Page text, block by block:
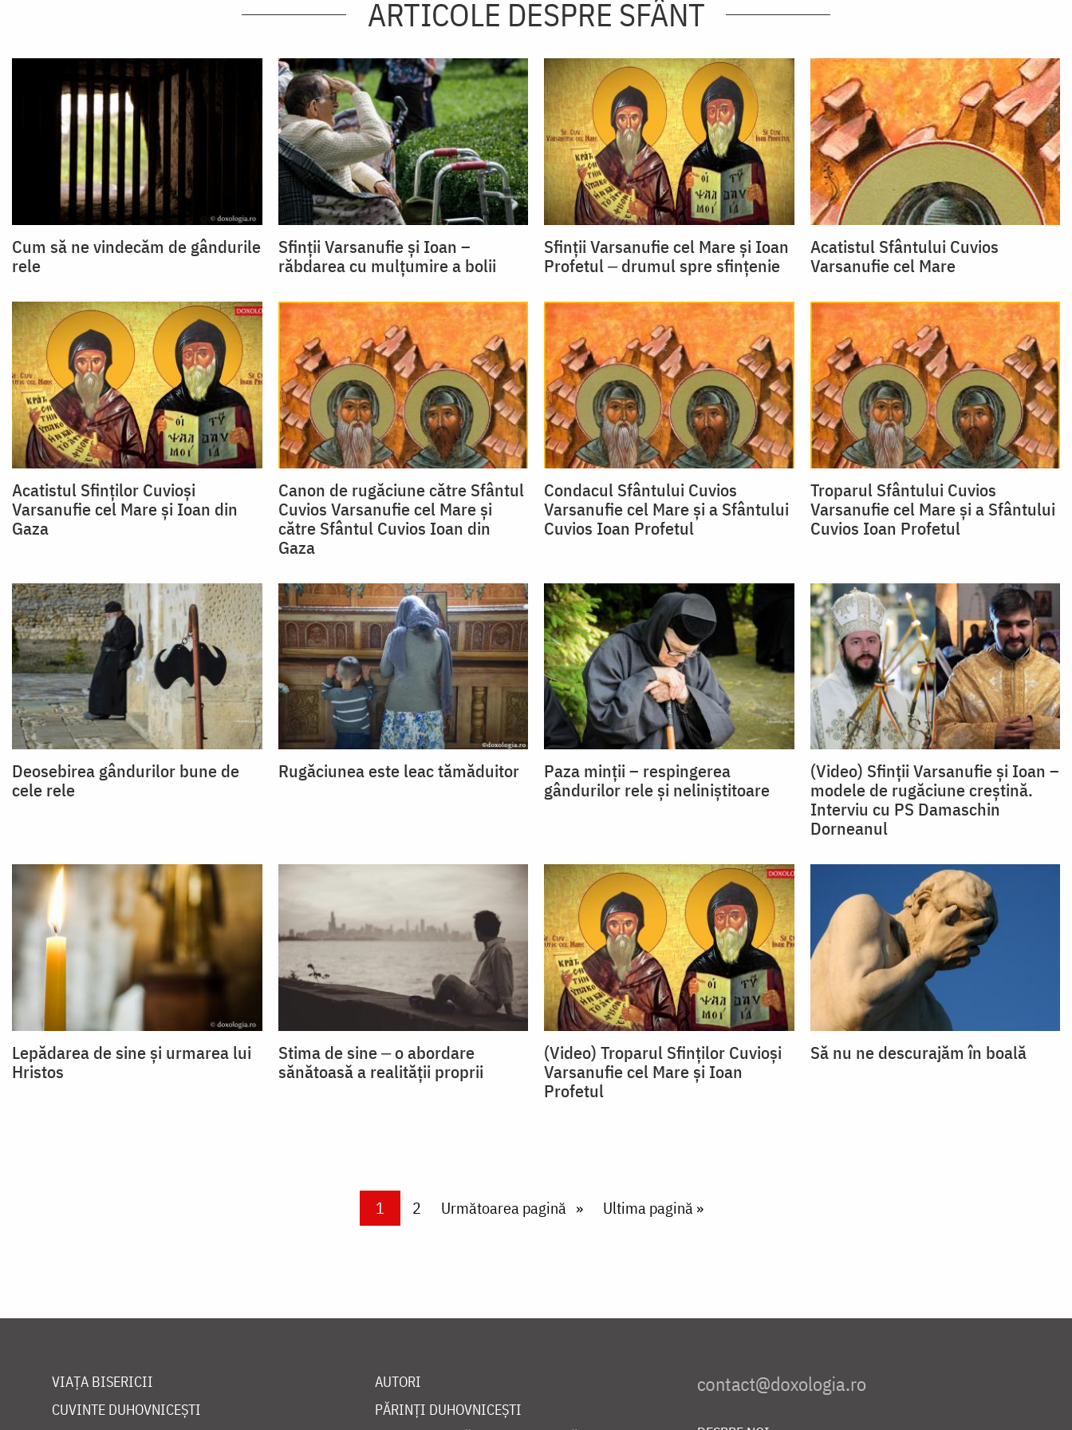
ARTICOLE DESPRE SFÂNT
Cum să ne vindecăm de gândurile
rele
Sfinții Varsanufie și Ioan –
răbdarea cu mulțumire a bolii
Sfinții Varsanufie cel Mare și Ioan
Profetul ‒ drumul spre sfințenie
Acatistul Sfântului Cuvios
Varsanufie cel Mare
Acatistul Sfinților Cuvioși
Varsanufie cel Mare și Ioan din
Gaza
Canon de rugăciune către Sfântul
Cuvios Varsanufie cel Mare și
către Sfântul Cuvios Ioan din
Gaza
Condacul Sfântului Cuvios
Varsanufie cel Mare și a Sfântului
Cuvios Ioan Profetul
Troparul Sfântului Cuvios
Varsanufie cel Mare și a Sfântului
Cuvios Ioan Profetul
Deosebirea gândurilor bune de
cele rele
Rugăciunea este leac tămăduitor
Paza minții – respingerea
gândurilor rele și neliniștitoare
(Video) Sfinții Varsanufie și Ioan –
modele de rugăciune creștină.
Interviu cu PS Damaschin
Dorneanul
Lepădarea de sine și urmarea lui
Hristos
Stima de sine ‒ o abordare
sănătoasă a realităţii proprii
(Video) Troparul Sfinților Cuvioși
Varsanufie cel Mare și Ioan
Profetul
Să nu ne descurajăm în boală
Current page
1 Page
2 Next page
Următoarea pagină Last page
Ultima pagină »
VIAȚA BISERICII
CUVINTE DUHOVNICEȘTI
AUTORI
PĂRINȚI DUHOVNICEȘTI